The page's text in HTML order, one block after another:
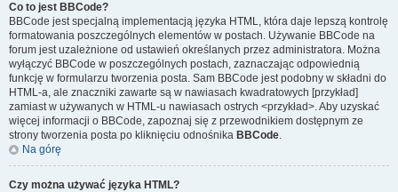
Co to jest BBCode?
BBCode jest specjalną implementacją języka HTML, która daje lepszą kontrolę
formatowania poszczególnych elementów w postach. Używanie BBCode na
forum jest uzależnione od ustawień określanych przez administratora. Można
wyłączyć BBCode w poszczególnych postach, zaznaczając odpowiednią
funkcję w formularzu tworzenia posta. Sam BBCode jest podobny w składni do
HTML-a, ale znaczniki zawarte są w nawiasach kwadratowych [przykład]
zamiast w używanych w HTML-u nawiasach ostrych <przykład>. Aby uzyskać
więcej informacji o BBCode, zapoznaj się z przewodnikiem dostępnym ze
strony tworzenia posta po kliknięciu odnośnika BBCode.
Na górę
Czy można używać języka HTML?